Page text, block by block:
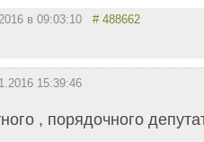
в 09:03:10 # 488662
15:39:46
, порядочного